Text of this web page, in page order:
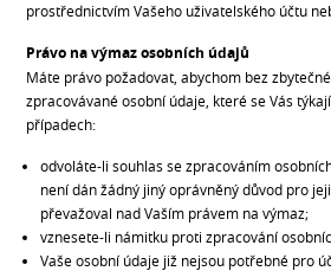
prostřednictvím Vašeho uživatelského účtu
Právo na výmaz osobních údajů
Máte právo požadovat, abychom bez
zpracovávané osobní údaje, které se Vás
případech:
odvoláte-li souhlas se zpracováním
není dán žádný jiný oprávněný důvod pro
převažoval nad Vaším právem na výmaz;
vznesete-li námitku proti zpracování
Vaše osobní údaje již nejsou potřebné pro